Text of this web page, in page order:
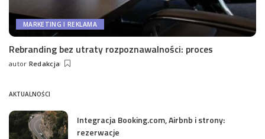
MARKETING I REKLAMA
Rebranding bez utraty rozpoznawalności: proces
Wysłany
autor Redakcja
AKTUALNOŚCI
Integracja Booking.com, Airbnb i strony:
rezerwacje